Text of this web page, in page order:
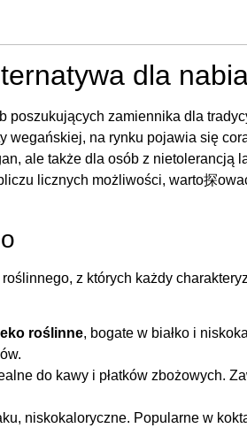
dla
poszukujących zamiennika dla
wegańskiej, na rynku pojawia się
ale także dla osób z nietolerancją
licznych możliwości, warto探
roślinnego, z których każdy
roślinne, bogate w białko i
do kawy i płatków zbożowych.
niskokaloryczne. Popularne w